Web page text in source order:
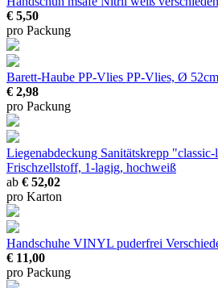
€ 5,50
pro Packung
Barett-Haube PP-Vlies PP-Vlies, Ø
€ 2,98
pro Packung
Liegenabdeckung Sanitätskrepp
Frischzellstoff, 1-lagig, hochweiß
ab € 52,02
pro Karton
Handschuhe VINYL puderfrei
€ 11,00
pro Packung